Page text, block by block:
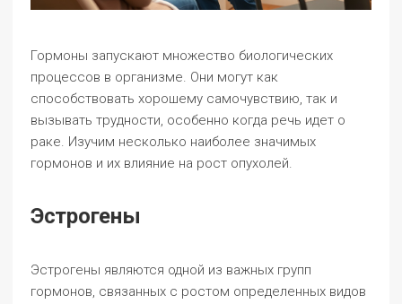
Гормоны запускают множество биологических
процессов в организме. Они могут как
способствовать хорошему самочувствию, так и
вызывать трудности, особенно когда речь идет о
раке. Изучим несколько наиболее значимых
гормонов и их влияние на рост опухолей.
Эстрогены
Эстрогены являются одной из важных групп
гормонов, связанных с ростом определенных видов